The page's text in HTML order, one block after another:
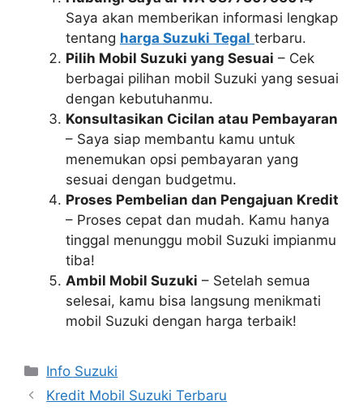
Saya akan memberikan informasi lengkap
tentang harga Suzuki Tegal terbaru.
Pilih Mobil Suzuki yang Sesuai – Cek
berbagai pilihan mobil Suzuki yang sesuai
dengan kebutuhanmu.
Konsultasikan Cicilan atau Pembayaran
– Saya siap membantu kamu untuk
menemukan opsi pembayaran yang
sesuai dengan budgetmu.
Proses Pembelian dan Pengajuan Kredit
– Proses cepat dan mudah. Kamu hanya
tinggal menunggu mobil Suzuki impianmu
tiba!
Ambil Mobil Suzuki – Setelah semua
selesai, kamu bisa langsung menikmati
mobil Suzuki dengan harga terbaik!
Info Suzuki
Kredit Mobil Suzuki Terbaru